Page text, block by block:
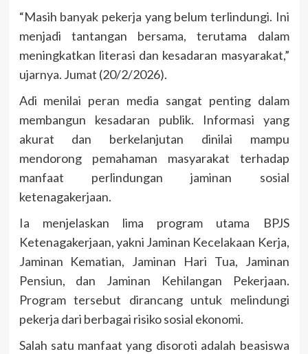
“Masih banyak pekerja yang belum terlindungi. Ini
menjadi tantangan bersama, terutama dalam
meningkatkan literasi dan kesadaran masyarakat,”
ujarnya. Jumat (20/2/2026).
Adi menilai peran media sangat penting dalam
membangun kesadaran publik. Informasi yang
akurat dan berkelanjutan dinilai mampu
mendorong pemahaman masyarakat terhadap
manfaat perlindungan jaminan sosial
ketenagakerjaan.
Ia menjelaskan lima program utama BPJS
Ketenagakerjaan, yakni Jaminan Kecelakaan Kerja,
Jaminan Kematian, Jaminan Hari Tua, Jaminan
Pensiun, dan Jaminan Kehilangan Pekerjaan.
Program tersebut dirancang untuk melindungi
pekerja dari berbagai risiko sosial ekonomi.
Salah satu manfaat yang disoroti adalah beasiswa